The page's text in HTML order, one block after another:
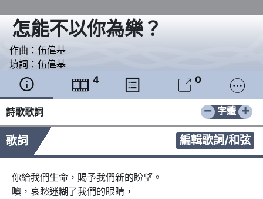
怎能不以你為樂？
作曲： 伍偉基
填詞： 伍偉基
  4   0 
詩歌歌詞 − +
字體
歌詞 編輯歌詞/和弦
你給我們生命，賜予我們新的盼望。
噢，哀愁迷糊了我們的眼睛，